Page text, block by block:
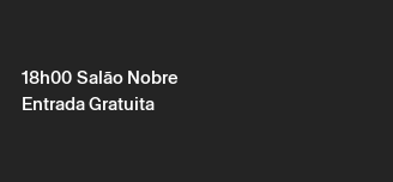
18h00Salão Nobre
Entrada Gratuita